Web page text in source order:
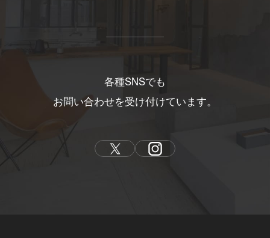
各種SNSでも
お問い合わせを受け付けています。